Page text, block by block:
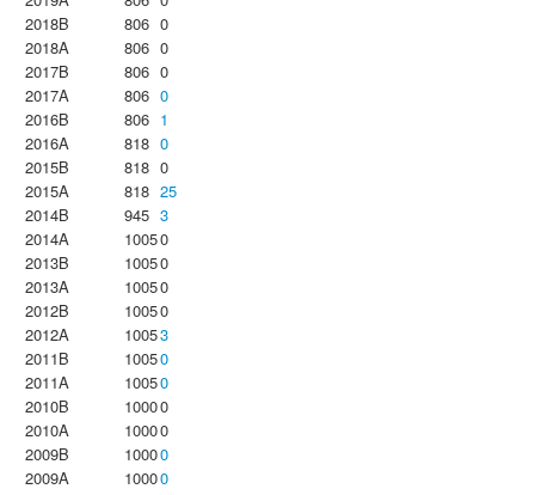
2018B
806 0
2018A
806 0
2017B
806 0
2017A
806 0
2016B
806 1
2016A
818 0
2015B
818 0
2015A
818 25
2014B
945 3
2014A
10050
2013B
10050
2013A
10050
2012B
10050
2012A
10053
2011B
10050
2011A
10050
2010B
10000
2010A
10000
2009B
10000
2009A
10000